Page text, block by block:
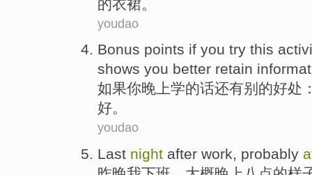
的衣裙。
youdao
Bonus points if you try this
shows you better retain
如果你晚上学的话还有别的好处
好。
youdao
Last night after work, probably